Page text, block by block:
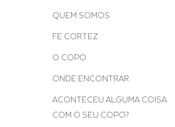
QUEM SOMOS
FE CORTEZ
O COPO
ONDE ENCONTRAR
ACONTECEU ALGUMA COISA
COM O SEU COPO?